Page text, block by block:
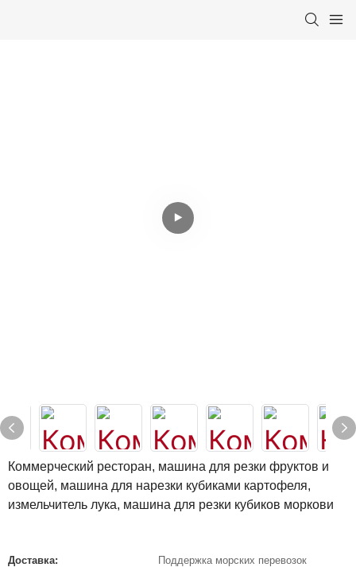
Коммерческий ресторан, машина для резки фруктов и
овощей, машина для нарезки кубиками картофеля,
измельчитель лука, машина для резки кубиков моркови
Доставка: Поддержка морских перевозок